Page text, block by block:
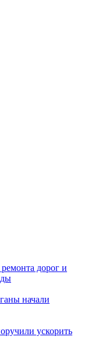
дорог и
начали
ускорить